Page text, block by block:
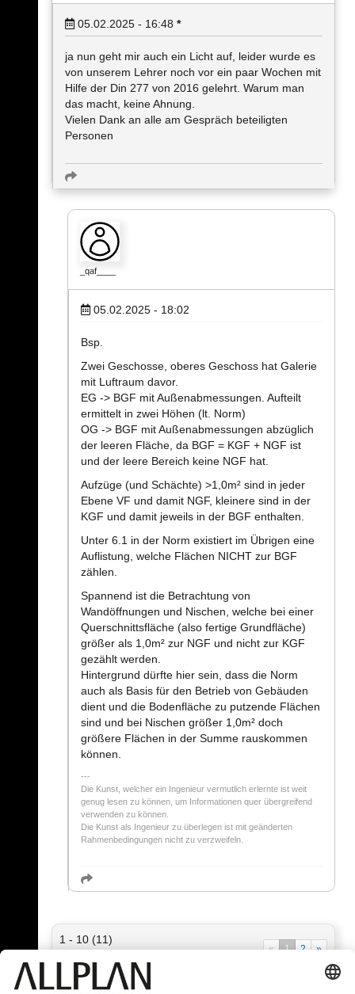
05.02.2025 - 16:48 *
ja nun geht mir auch ein Licht auf, leider wurde es
von unserem Lehrer noch vor ein paar Wochen mit
Hilfe der Din 277 von 2016 gelehrt. Warum man
das macht, keine Ahnung.
Vielen Dank an alle am Gespräch beteiligten
Personen
_qaf____
05.02.2025 - 18:02
Bsp.
Zwei Geschosse, oberes Geschoss hat Galerie
mit Luftraum davor.
EG -> BGF mit Außenabmessungen. Aufteilt
ermittelt in zwei Höhen (lt. Norm)
OG -> BGF mit Außenabmessungen abzüglich
der leeren Fläche, da BGF = KGF + NGF ist
und der leere Bereich keine NGF hat.
Aufzüge (und Schächte) >1,0m² sind in jeder
Ebene VF und damit NGF, kleinere sind in der
KGF und damit jeweils in der BGF enthalten.
Unter 6.1 in der Norm existiert im Übrigen eine
Auflistung, welche Flächen NICHT zur BGF
zählen.
Spannend ist die Betrachtung von
Wandöffnungen und Nischen, welche bei einer
Querschnittsfläche (also fertige Grundfläche)
größer als 1,0m² zur NGF und nicht zur KGF
gezählt werden.
Hintergrund dürfte hier sein, dass die Norm
auch als Basis für den Betrieb von Gebäuden
dient und die Bodenfläche zu putzende Flächen
sind und bei Nischen größer 1,0m² doch
größere Flächen in der Summe rauskommen
können.
Die Kunst, welcher ein Ingenieur vermutlich erlernte ist weit
genug lesen zu können, um Informationen quer übergreifend
verwenden zu können.
Die Kunst als Ingenieur zu überlegen ist mit geänderten
Rahmenbedingungen nicht zu verzweifeln.
1 - 10 (11)
« 1 2 »